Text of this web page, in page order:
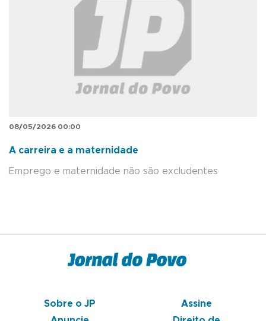
08/05/2026 00:00
A carreira e a maternidade
Emprego e maternidade não são excludentes
Sobre o JP
Assine